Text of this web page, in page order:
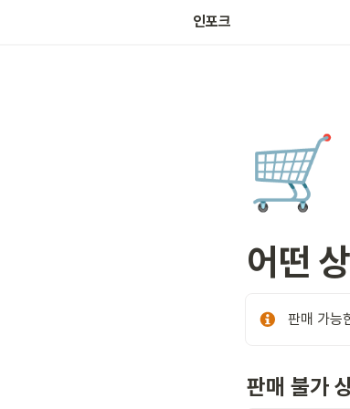
인포크
마켓
🛒
어떤
판매 가능
판매 불가